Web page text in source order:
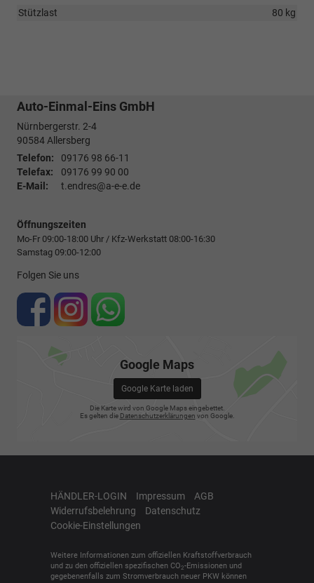
Stützlast
80 kg
Auto-Einmal-Eins GmbH
Nürnbergerstr. 2-4
90584Allersberg
Telefon:
09176 98 66-11
Telefax:
09176 99 90 00
E-Mail:
t.endres@a-e-e.de
Öffnungszeiten
Mo-Fr 09:00-18:00 Uhr / Kfz-Werkstatt 08:00-16:30
Samstag 09:00-12:00
Folgen Sie uns
Google Maps
Google Karte laden
Die Karte wird von Google Maps eingebettet.
Es gelten die Datenschutzerklärungen von Google.
HÄNDLER-LOGIN Impressum
AGB
Widerrufsbelehrung
Datenschutz
Cookie-Einstellungen
Weitere Informationen zum offiziellen Kraftstoffverbrauch
und zu den offiziellen spezifischen CO2-Emissionen und
gegebenenfalls zum Stromverbrauch neuer PKW können